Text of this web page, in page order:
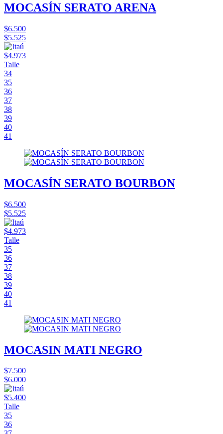
MOCASÍN SERATO ARENA
$6.500
$5.525
$4.973
Talle
34
35
36
37
38
39
40
41
MOCASÍN SERATO BOURBON
$6.500
$5.525
$4.973
Talle
35
36
37
38
39
40
41
MOCASIN MATI NEGRO
$7.500
$6.000
$5.400
Talle
35
36